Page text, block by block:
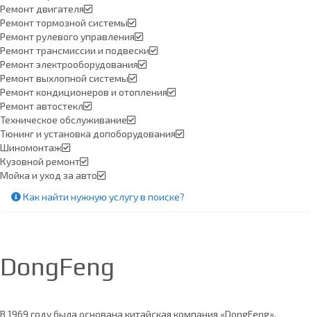
Ремонт двигателя
Ремонт тормозной системы
Ремонт рулевого управления
Ремонт трансмиссии и подвески
Ремонт электрооборудования
Ремонт выхлопной системы
Ремонт кондиционеров и отопления
Ремонт автостекл
Техническое обслуживание
Тюнинг и установка допоборудования
Шиномонтаж
Кузовной ремонт
Мойка и уход за авто
Как найти нужную услугу в поиске?
DongFeng
В 1969 году была основана китайская компания «DongFeng»,